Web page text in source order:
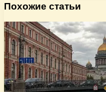
Похожие статьи